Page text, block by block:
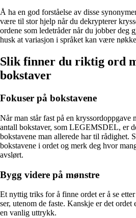
Å ha en god forståelse av disse
være til stor hjelp når du dekrypterer
ordene som ledetråder når du jobber deg
husk at variasjon i språket kan være
Slik finner du riktig ord
bokstaver
Fokuser på bokstavene
Når man står fast på en kryssordoppgave
antall bokstaver, som LEGEMSDEL, er
bokstavene man allerede har til rådighet.
bokstavene i ordet og merk deg hvor
avslørt.
Bygg videre på mønstre
Et nyttig triks for å finne ordet er å se
ser, utenom de faste. Kanskje er det ordet
en vanlig uttrykk.